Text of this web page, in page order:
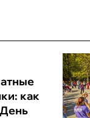
как